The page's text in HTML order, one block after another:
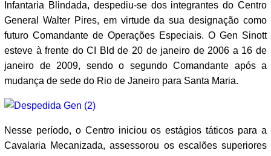
Infantaria Blindada, despediu-se dos integrantes do Centro
General Walter Pires, em virtude da sua designação como
futuro Comandante de Operações Especiais. O Gen Sinott
esteve à frente do CI Bld de 20 de janeiro de 2006 a 16 de
janeiro de 2009, sendo o segundo Comandante após a
mudança de sede do Rio de Janeiro para Santa Maria.
Nesse período, o Centro iniciou os estágios táticos para a
Cavalaria Mecanizada, assessorou os escalões superiores